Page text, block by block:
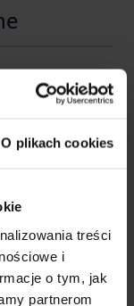
O plikach cookies
treści
i
o tym, jak
partnerom
018177
Sp z o. o.